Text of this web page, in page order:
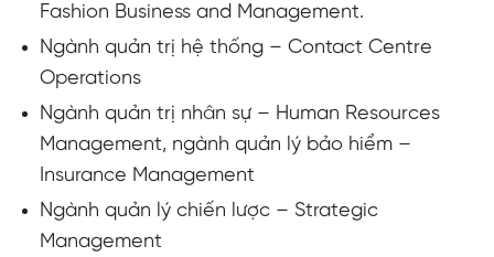
Fashion Business and Management.
Ngành quản trị hệ thống – Contact Centre
Operations
Ngành quản trị nhân sự – Human Resources
Management, ngành quản lý bảo hiểm –
Insurance Management
Ngành quản lý chiến lược – Strategic
Management